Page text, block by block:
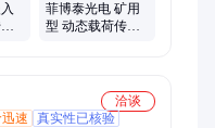
菲博泰光电 矿用
型 动态载荷传感
洽谈
速
真实性已核验